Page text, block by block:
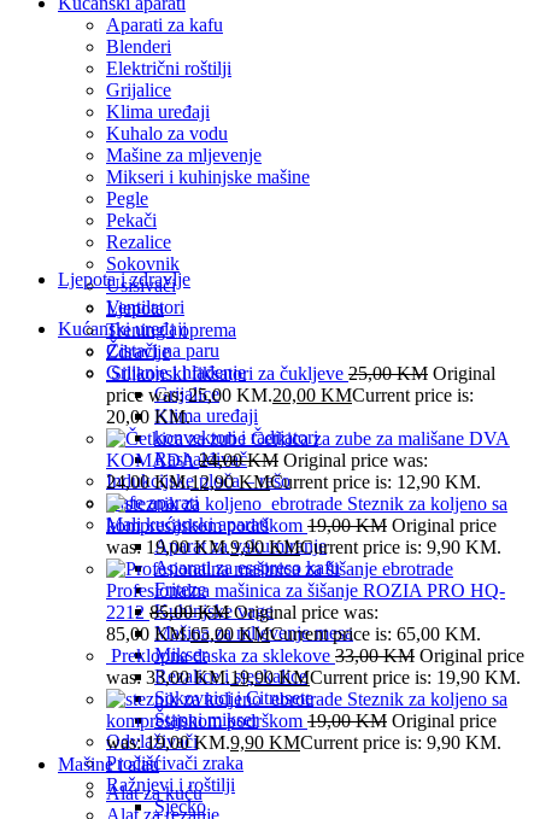
Aparati za kafu
Blenderi
Električni roštilji
Grijalice
Klima uređaji
Kuhalo za vodu
Mašine za mljevenje
Mikseri i kuhinjske mašine
Pegle
Pekači
Rezalice
Sokovnik
Usisivači
Ventilatori
Kućanski uređaji
Čistači na paru
Grijanje i hlađenje
Grijalice
Klima uređaji
konvektori i radijatori
Rashalđivač
Indukcijske ploča – rešo
Kafe aparati
Mali kućanski aparati
Aparat za vakumiranje
Aparati za esspreso kafu
Friteze
Kuhinjske vage
Mašina za mljevenje mesa
Mikser
Rezalice i sjeckalice
Sokovnici i Citrusete
Štapni mikser
Odvlaživači
Pročišćivači zraka
Ražnjevi i roštilji
Sjecko
Ljepota i zdravlje
Ljepota
Trening i oprema
Zdravlje
Silikonski fiksatori za čukljeve 25,00KM Original
price was: 25,00 KM.20,00 KMCurrent price is:
20,00 KM.
Četkica za zube za mališane DVA
KOMADA24,00KM Original price was:
24,00 KM.12,90KMCurrent price is: 12,90 KM.
Steznik za koljeno sa
kompresijskom podrškom 19,00KM Original price
was: 19,00 KM.9,90KMCurrent price is: 9,90 KM.
Profesionalna mašinica za šišanje ROZIA PRO HQ-
2212 85,00KM Original price was:
85,00 KM.65,00KMCurrent price is: 65,00 KM.
Preklopna daska za sklekove 33,00KM Original price
was: 33,00 KM.19,90KMCurrent price is: 19,90 KM.
Steznik za koljeno sa
kompresijskom podrškom 19,00KM Original price
was: 19,00 KM.9,90 KMCurrent price is: 9,90 KM.
Mašine i alati
Alat za kuću
Alat za rezanje